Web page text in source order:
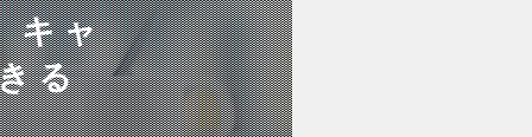
キャ
る